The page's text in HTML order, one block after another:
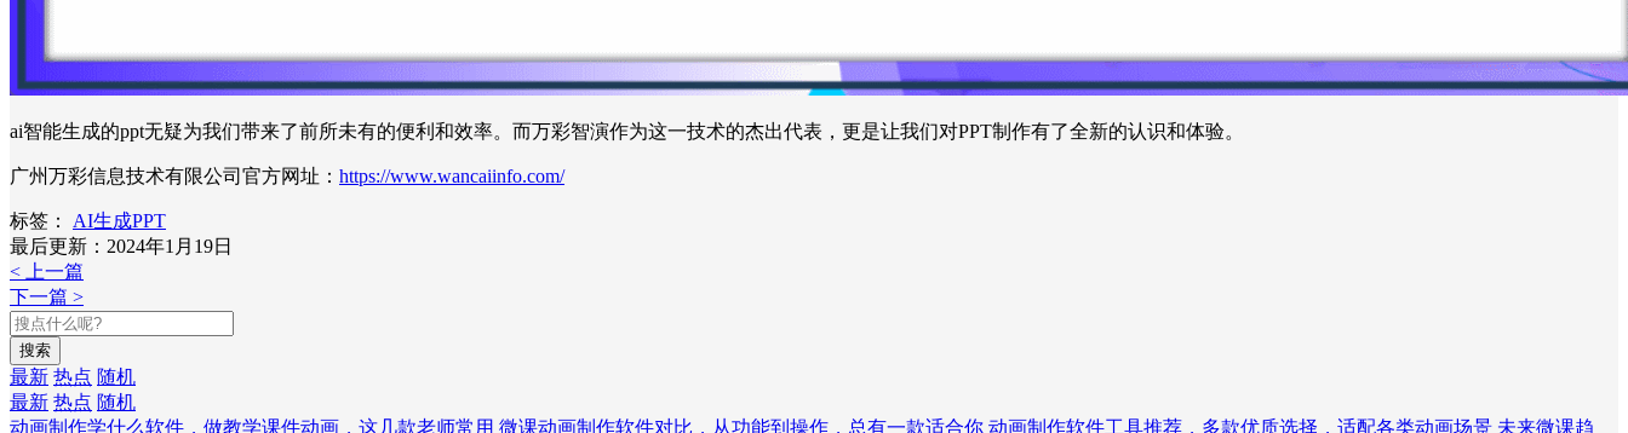
ai智能生成的ppt无疑为我们带来了前所未有的便利和效率。而万彩智演作为这一技术的杰出代表，更是让我们对PPT制作有了全新的认识和体验。
广州万彩信息技术有限公司官方网址： https://www.wancaiinfo.com/
标签：
AI生成PPT
最后更新：2024年1月19日
< 上一篇
下一篇 >
搜索
最新 热点 随机
最新 热点 随机
动画制作学什么软件，做教学课件动画，这几款老师常用 微课动画制作软件对比，从功能到操作，总有一款适合你 动画制作软件工具推荐，多款优质选择，适配各类动画场景 未来微课趋